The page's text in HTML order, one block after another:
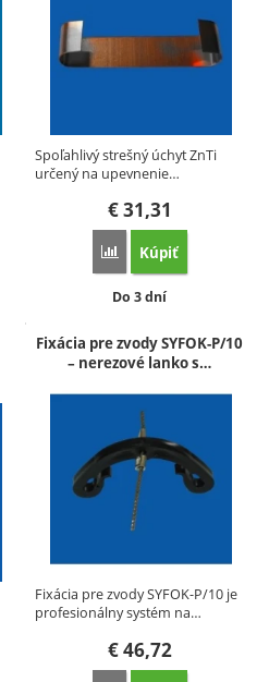
Spoľahlivý strešný úchyt ZnTi
určený na upevnenie…
€31,31
Porovnať
Kúpiť
Dostupnosť:
Do 3 dní
Fixácia pre zvody SYFOK-P/10
– nerezové lanko s…
Fixácia pre zvody SYFOK-P/10 je
profesionálny systém na…
€46,72